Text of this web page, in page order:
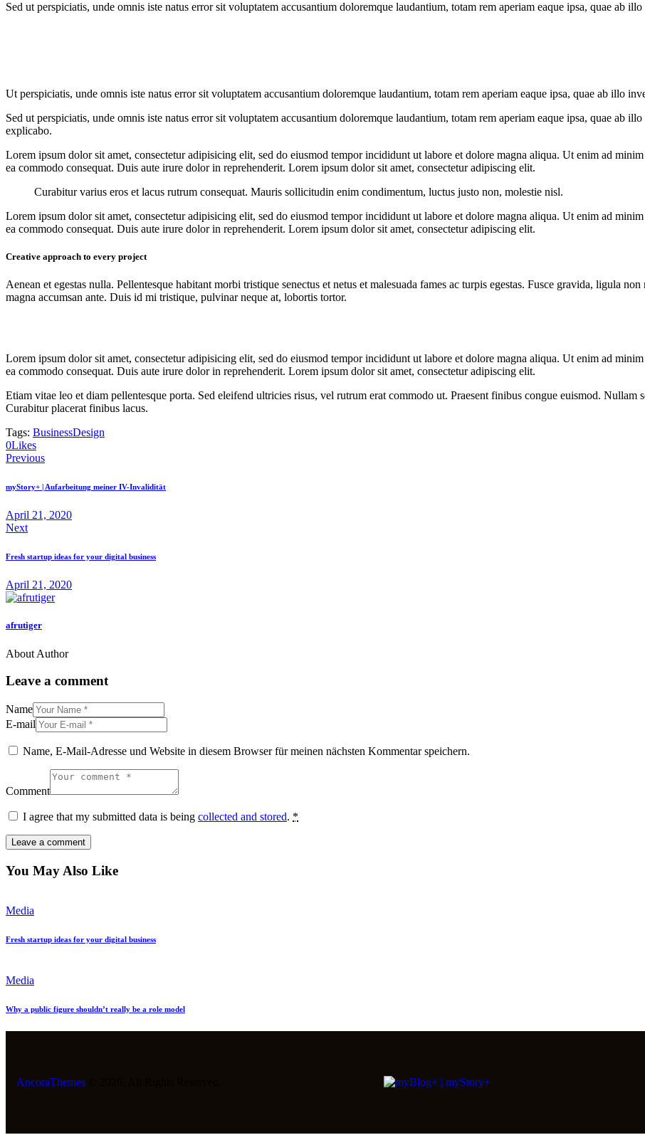
Sed ut perspiciatis, unde omnis iste natus error sit voluptatem accusantium doloremque laudantium, totam rem aperiam eaque ipsa, quae ab
Ut perspiciatis, unde omnis iste natus error sit voluptatem accusantium doloremque laudantium, totam rem aperiam eaque ipsa, quae ab illo
Sed ut perspiciatis, unde omnis iste natus error sit voluptatem accusantium doloremque laudantium, totam rem aperiam eaque ipsa, quae ab
explicabo.
Lorem ipsum dolor sit amet, consectetur adipisicing elit, sed do eiusmod tempor incididunt ut labore et dolore magna aliqua. Ut enim ad
ea commodo consequat. Duis aute irure dolor in reprehenderit. Lorem ipsum dolor sit amet, consectetur adipiscing elit.
Curabitur varius eros et lacus rutrum consequat. Mauris sollicitudin enim condimentum, luctus justo non, molestie nisl.
Lorem ipsum dolor sit amet, consectetur adipisicing elit, sed do eiusmod tempor incididunt ut labore et dolore magna aliqua. Ut enim ad
ea commodo consequat. Duis aute irure dolor in reprehenderit. Lorem ipsum dolor sit amet, consectetur adipiscing elit.
Creative approach to every project
Aenean et egestas nulla. Pellentesque habitant morbi tristique senectus et netus et malesuada fames ac turpis egestas. Fusce gravida, ligula
magna accumsan ante. Duis id mi tristique, pulvinar neque at, lobortis tortor.
Lorem ipsum dolor sit amet, consectetur adipisicing elit, sed do eiusmod tempor incididunt ut labore et dolore magna aliqua. Ut enim ad
ea commodo consequat. Duis aute irure dolor in reprehenderit. Lorem ipsum dolor sit amet, consectetur adipiscing elit.
Etiam vitae leo et diam pellentesque porta. Sed eleifend ultricies risus, vel rutrum erat commodo ut. Praesent finibus congue euismod. Nullam
Curabitur placerat finibus lacus.
Tags: BusinessDesign
0Likes
Previous
myStory+ | Aufarbeitung meiner IV-Invalidität
April 21, 2020
Next
Fresh startup ideas for your digital business
April 21, 2020
afrutiger
About Author
Leave a comment
Name
E-mail
Name, E-Mail-Adresse und Website in diesem Browser für meinen nächsten Kommentar speichern.
Comment
I agree that my submitted data is being collected and stored. *
You May Also Like
Media
Fresh startup ideas for your digital business
Media
Why a public figure shouldn’t really be a role model
AncoraThemes